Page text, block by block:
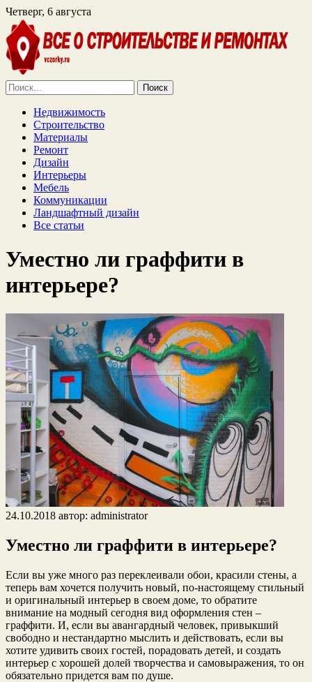
Четверг, 6 августа
Найти:
Недвижимость
Строительство
Материалы
Ремонт
Дизайн
Интерьеры
Мебель
Коммуникации
Ландшафтный дизайн
Все статьи
Уместно ли граффити в
интерьере?
24.10.2018 автор: administrator
Уместно ли граффити в интерьере?
Если вы уже много раз переклеивали обои, красили стены, а
теперь вам хочется получить новый, по-настоящему стильный
и оригинальный интерьер в своем доме, то обратите
внимание на модный сегодня вид оформления стен –
граффити. И, если вы авангардный человек, привыкший
свободно и нестандартно мыслить и действовать, если вы
хотите удивить своих гостей, порадовать детей, и создать
интерьер с хорошей долей творчества и самовыражения, то он
обязательно придется вам по душе.